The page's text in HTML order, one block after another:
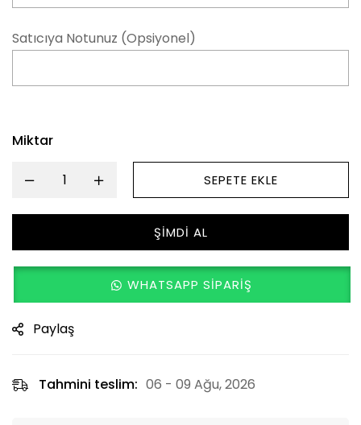
Satıcıya Notunuz (Opsiyonel)
Miktar
SEPETE EKLE
ŞIMDI AL
WHATSAPP SIPARIŞ
Paylaş
Tahmini teslim: 06 - 09 Ağu, 2026